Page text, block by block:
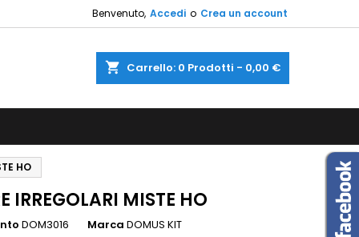
Benvenuto, Accedi o Crea un account
shopping_cart Carrello: 0 Prodotti - 0,00 €
HO
IRREGOLARI MISTE HO
DOM3016 Marca DOMUS KIT